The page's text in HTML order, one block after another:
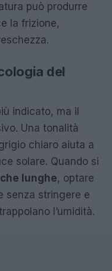
può produrre
la frizione,
del
indicato, ma il
Una tonalità
chiaro aiuta a
solare. Quando si
lunghe, optare
senza stringere e
l’umidità.